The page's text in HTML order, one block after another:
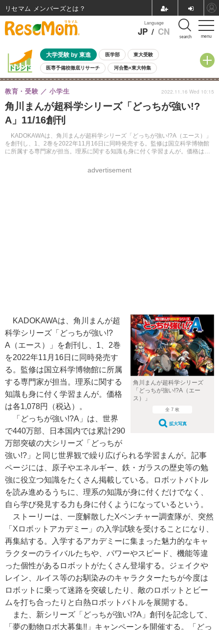
menu
Language
JP / CN search
大学受験 by 東進 医学部 東大受験
医専予備校徹底リサーチ 河合塾×東大特集
親子で考える大学選び 高校受験 中学受験 小学校受験
共通テスト 夏休み
8月開催イベント・WS 全国公立高校 過去問 人気記事
自由研究教材（小学生向け）
角川まんが超科学シリーズ「どっちが強い!?
A」11/16創刊
KADOKAWAは、角川まんが超科学シリーズ「どっちが強い!?A（エース）」
を創刊し、1、2巻を2022年11月16日に同時発売する。監修は国立科学博物館
に所属する専門家が担当。理系に関する知識も身に付く学習まんが。価格は各
教育・受験 小学生
advertisement
2022.11.16 Wed 10:15
角川まんが超科学シリーズ
「どっちが強い!?A（エー
ス）」
全 7 枚
拡大写真
KADOKAWAは、角川まんが超
科学シリーズ「どっちが強い!?
A（エース）」を創刊し、1、2巻
を2022年11月16日に同時発売す
る。監修は国立科学博物館に所属
する専門家が担当。理系に関する
知識も身に付く学習まんが。価格
は各1,078円（税込）。
「どっちが強い!?A」は、世界
で440万部、日本国内では累計290
万部突破の大シリーズ「どっちが
強い!?」と同じ世界観で繰り広げられる学習まんが。記事
ページには、原子やエネルギー、鉄・ガラスの歴史等の勉
強に役立つ知識をたくさん掲載している。ロボットバトル
を読み進めるうちに、理系の知識が身に付くだけでなく、
自ら学び発見する力も身に付くようになっているという。
ストーリーは、一度解散したXベンチャー調査隊が、突然
「Xロボットアカデミー」の入学試験を受けることになり、
再集結する。入学するアカデミーに集まった魅力的なキャ
ラクターのライバルたちや、パワーやスピード、機能等違
った個性があるロボットがたくさん登場する。ジェイクや
レイン、ルイス等のお馴染みのキャラクターたちが今度は
ロボットに乗って迷路を突破したり、敵のロボットとビー
ムを打ち合ったりと白熱ロボットバトルを展開する。
また、新シリーズ「どっちが強い!?A」創刊を記念して、
「夢の動物ロボ大募集!!」キャンペーンを開催する。「どっ
リセマム メンバーズ